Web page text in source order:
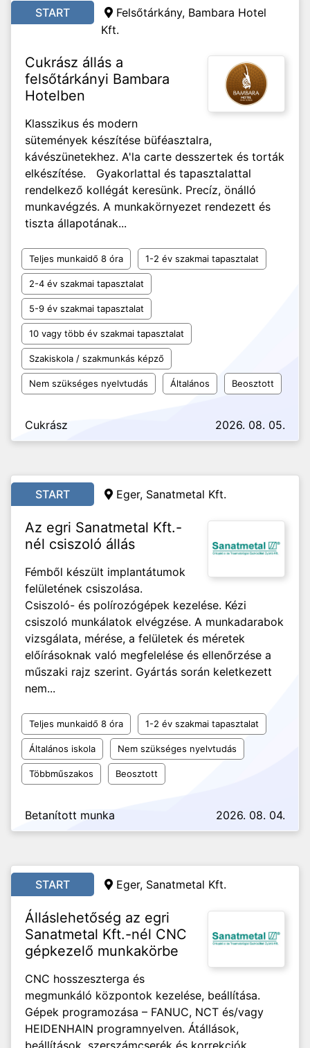
START Felsőtárkány, Bambara Hotel
Kft.
Cukrász állás a
felsőtárkányi Bambara
Hotelben
Klasszikus és modern
sütemények készítése büféasztalra,
kávészünetekhez. A'la carte desszertek és torták
elkészítése. Gyakorlattal és tapasztalattal
rendelkező kollégát keresünk. Precíz, önálló
munkavégzés. A munkakörnyezet rendezett és
tiszta állapotának...
Teljes munkaidő 8 óra 1-2 év szakmai tapasztalat
2-4 év szakmai tapasztalat
5-9 év szakmai tapasztalat
10 vagy több év szakmai tapasztalat
Szakiskola / szakmunkás képző
Nem szükséges nyelvtudás Általános Beosztott
Cukrász 2026. 08. 05.
START Eger, Sanatmetal Kft.
Az egri Sanatmetal Kft.-
nél csiszoló állás
Fémből készült implantátumok
felületének csiszolása.
Csiszoló- és polírozógépek kezelése. Kézi
csiszoló munkálatok elvégzése. A munkadarabok
vizsgálata, mérése, a felületek és méretek
előírásoknak való megfelelése és ellenőrzése a
műszaki rajz szerint. Gyártás során keletkezett
nem...
Teljes munkaidő 8 óra 1-2 év szakmai tapasztalat
Általános iskola Nem szükséges nyelvtudás
Többműszakos Beosztott
Betanított munka 2026. 08. 04.
START Eger, Sanatmetal Kft.
Álláslehetőség az egri
Sanatmetal Kft.-nél CNC
gépkezelő munkakörbe
CNC hosszeszterga és
megmunkáló központok kezelése, beállítása.
Gépek programozása – FANUC, NCT és/vagy
HEIDENHAIN programnyelven. Átállások,
beállítások, szerszámcserék és korrekciók